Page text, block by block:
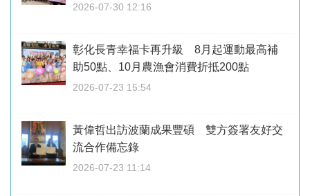
2026-07-30 12:16
彰化長青幸福卡再升級 8月起運動最高補
助50點、10月農漁會消費折抵200點
2026-07-23 15:54
黃偉哲出訪波蘭成果豐碩 雙方簽署友好交
流合作備忘錄
2026-07-23 11:14